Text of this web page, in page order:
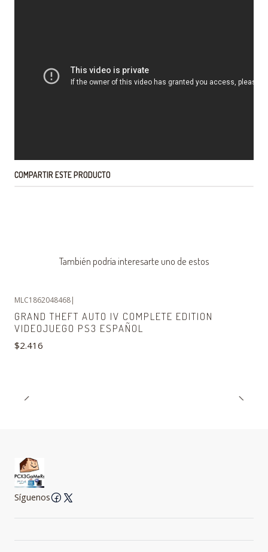
COMPARTIR ESTE PRODUCTO
También podría interesarte uno de estos
MLC1862048468|
GRAND THEFT AUTO IV COMPLETE EDITION
VIDEOJUEGO PS3 ESPAÑOL
$2.416
Síguenos